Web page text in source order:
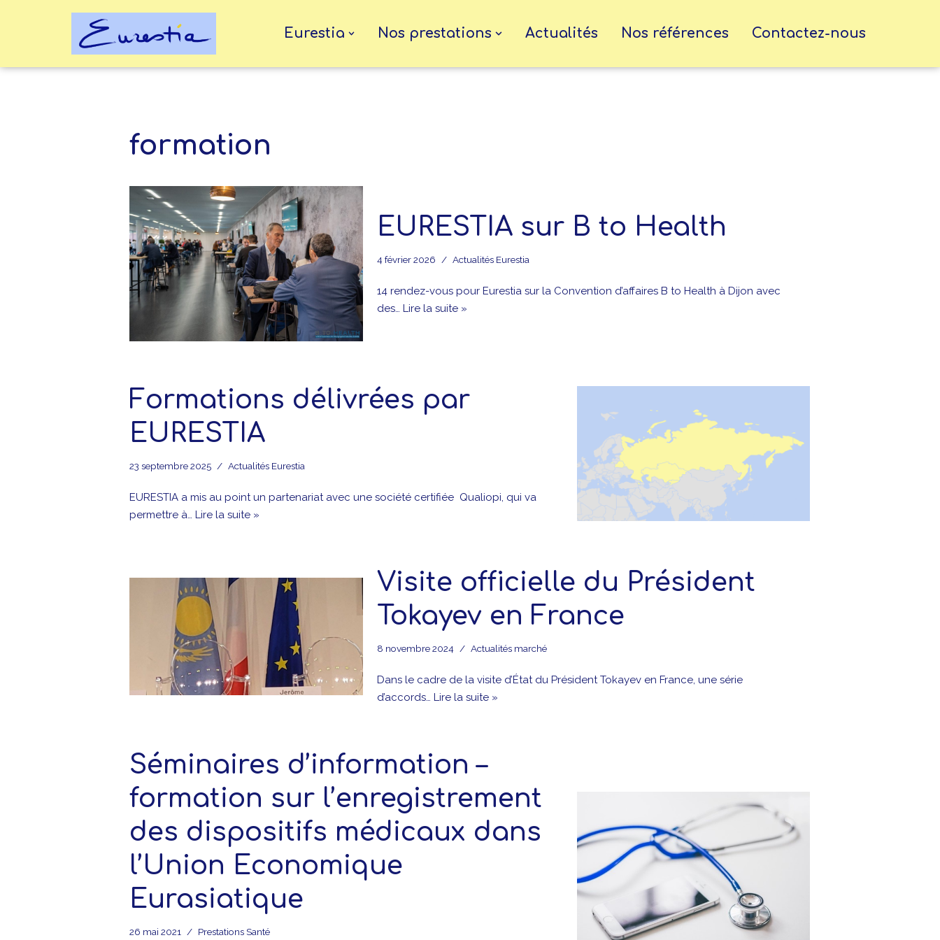
contenu
Eurestia Nos prestations Actualités Nos références Contactez-nous
formation
EURESTIA sur B to Health
4 février 2026 Actualités Eurestia
14 rendez-vous pour Eurestia sur la Convention d’affaires B to Health à Dijon avec
des…Lire la suite »
Formations délivrées par
EURESTIA
23 septembre 2025 Actualités Eurestia
EURESTIA a mis au point un partenariat avec une société certifiée Qualiopi, qui va
permettre à… Lire la suite »
Visite officielle du Président
Tokayev en France
8 novembre 2024 Actualités marché
Dans le cadre de la visite d’État du Président Tokayev en France, une série
d’accords… Lire la suite »
Séminaires d’information –
formation sur l’enregistrement
des dispositifs médicaux dans
l’Union Economique
Eurasiatique
26 mai 2021 Prestations Santé